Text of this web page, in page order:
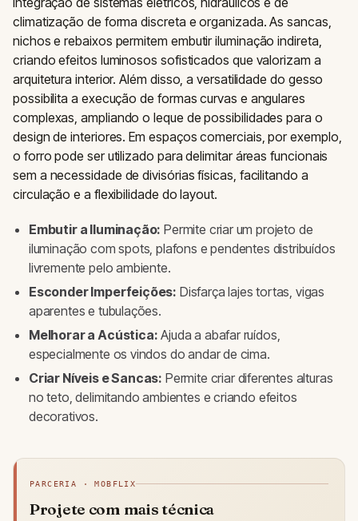
climatização de forma discreta e organizada. As sancas,
nichos e rebaixos permitem embutir iluminação indireta,
criando efeitos luminosos sofisticados que valorizam a
arquitetura interior. Além disso, a versatilidade do gesso
possibilita a execução de formas curvas e angulares
complexas, ampliando o leque de possibilidades para o
design de interiores. Em espaços comerciais, por exemplo,
o forro pode ser utilizado para delimitar áreas funcionais
sem a necessidade de divisórias físicas, facilitando a
circulação e a flexibilidade do layout.
Embutir a Iluminação: Permite criar um projeto de
iluminação com spots, plafons e pendentes distribuídos
livremente pelo ambiente.
Esconder Imperfeições: Disfarça lajes tortas, vigas
aparentes e tubulações.
Melhorar a Acústica: Ajuda a abafar ruídos,
especialmente os vindos do andar de cima.
Criar Níveis e Sancas: Permite criar diferentes alturas
no teto, delimitando ambientes e criando efeitos
decorativos.
PARCERIA · MOBFLIX
Projete com mais técnica